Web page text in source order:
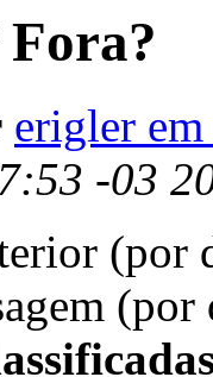
erigler
-03
(por